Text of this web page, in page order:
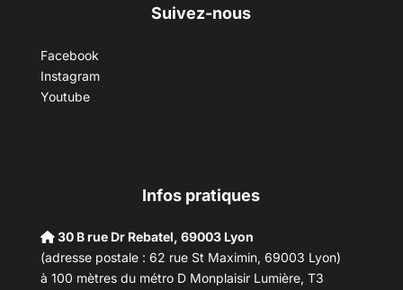
Suivez-nous
Facebook
Instagram
Youtube
Infos pratiques
30 B rue Dr Rebatel, 69003 Lyon
(adresse postale : 62 rue St Maximin, 69003 Lyon)
à 100 mètres du métro D Monplaisir Lumière, T3